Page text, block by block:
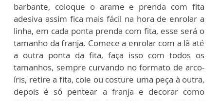
barbante, coloque o arame e prenda com fita
adesiva assim fica mais fácil na hora de enrolar a
linha, em cada ponta prenda com fita, esse será o
tamanho da franja. Comece a enrolar com a lã até
a outra ponta da fita, faça isso com todos os
tamanhos, sempre curvando no formato de arco-
íris, retire a fita, cole ou costure uma peça à outra,
depois é só pentear a franja e decorar como